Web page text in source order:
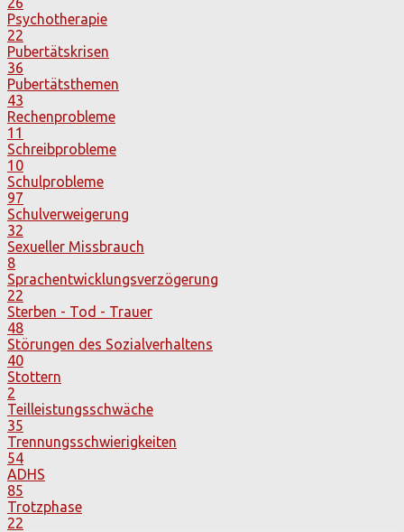
Psychotherapie
22
Pubertätskrisen
36
Pubertätsthemen
43
Rechenprobleme
11
Schreibprobleme
10
Schulprobleme
97
Schulverweigerung
32
Sexueller Missbrauch
8
Sprachentwicklungsverzögerung
22
Sterben - Tod - Trauer
48
Störungen des Sozialverhaltens
40
Stottern
2
Teilleistungsschwäche
35
Trennungsschwierigkeiten
54
ADHS
85
Trotzphase
22